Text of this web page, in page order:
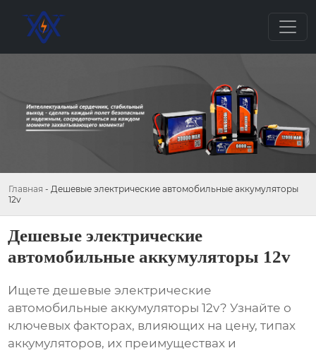
Главная - Дешевые электрические автомобильные аккумуляторы
12v
Дешевые электрические
автомобильные аккумуляторы 12v
Ищетедешевые электрические
автомобильные аккумуляторы 12v? Узнайте о
ключевых факторах, влияющих на цену, типах
аккумуляторов, их преимуществах и